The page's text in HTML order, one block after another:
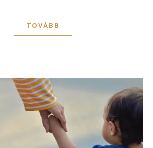
TOVÁBB